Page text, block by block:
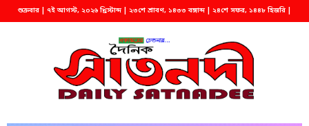
শুক্রবার | ৭ই আগস্ট, ২০২৬ খ্রিস্টাব্দ | ২৩শে শ্রাবণ, ১৪৩৩ বঙ্গাব্দ | ২৪শে সফর, ১৪৪৮ হিজরি |